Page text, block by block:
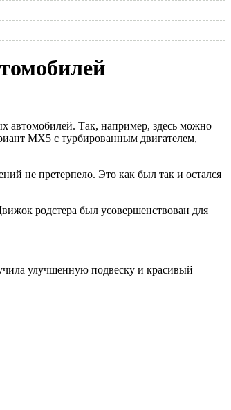
автомобилей. Так, например, здесь можно
MX5 c турбированным двигателем,
не претерпело. Это как был так и остался
родстера был усовершенствован для
улучшенную подвеску и красивый